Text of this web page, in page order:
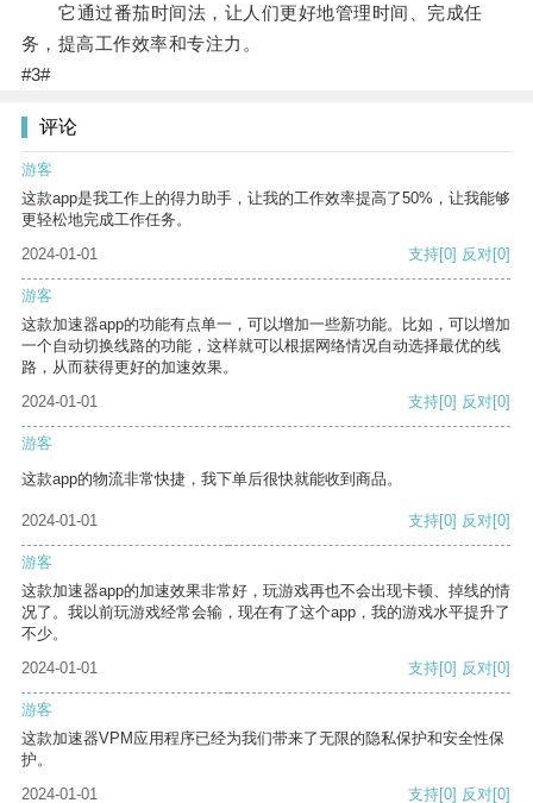
它通过番茄时间法，让人们更好地管理时间、完成任
务，提高工作效率和专注力。
#3#
评论
游客
这款app是我工作上的得力助手，让我的工作效率提高了50%，让我能够
更轻松地完成工作任务。
2024-01-01
支持[0] 反对[0]
游客
这款加速器app的功能有点单一，可以增加一些新功能。比如，可以增加
一个自动切换线路的功能，这样就可以根据网络情况自动选择最优的线
路，从而获得更好的加速效果。
2024-01-01
支持[0] 反对[0]
游客
这款app的物流非常快捷，我下单后很快就能收到商品。
2024-01-01 支持[0] 反对[0]
游客
这款加速器app的加速效果非常好，玩游戏再也不会出现卡顿、掉线的情
况了。我以前玩游戏经常会输，现在有了这个app，我的游戏水平提升了
不少。
2024-01-01
支持[0] 反对[0]
游客
这款加速器VPM应用程序已经为我们带来了无限的隐私保护和安全性保
护。
2024-01-01
支持[0] 反对[0]